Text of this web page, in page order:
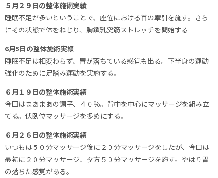
５月２９日の整体施術実績
睡眠不足が多いということで、座位における首の牽引を施す。さら
にその状態で体をねじり、胸鎖乳突筋ストレッチを開始する
6月5日の整体施術実績
睡眠不足は相変わらず、胃が落ちている感覚も出る。下半身の運動
強化のために足踏み運動を実施する。
６月１９日の整体施術実績
今回はまあまあの調子、４０％。背中を中心にマッサージを組み立
てる。伏臥位マッサージを多めにする。
６月２６日の整体施術実績
いつもは５０分マッサージ後に２０分マッサージをしたが、今回は
最初に２０分マッサージ、夕方５０分マッサージを施す。やはり胃
の落ちた感覚がある。